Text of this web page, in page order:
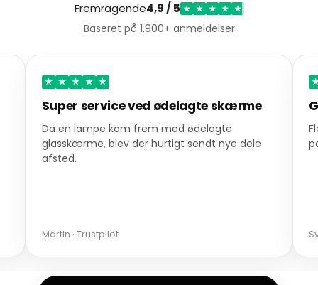
Fremragende4,9 / 5 ★ ★ ★ ★ ★
Baseret på 1.900+ anmeldelser
★ ★ ★ ★ ★
Super service ved ødelagte skærme
Da en lampe kom frem med ødelagte
glasskærme, blev der hurtigt sendt nye dele
afsted.
Martin · Trustpilot